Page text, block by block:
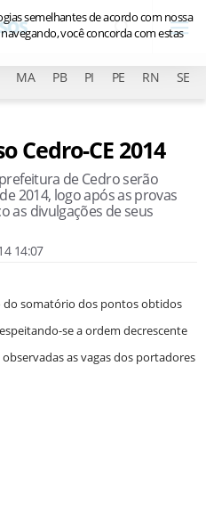
MA PB PI PE RN SE
Cedro-CE 2014
de Cedro serão
2014, logo após as provas
as divulgações de seus
14:07
do somatório dos pontos obtidos
se a ordem decrescente
as vagas dos portadores
semelhantes de acordo com nossa
você concorda com estas